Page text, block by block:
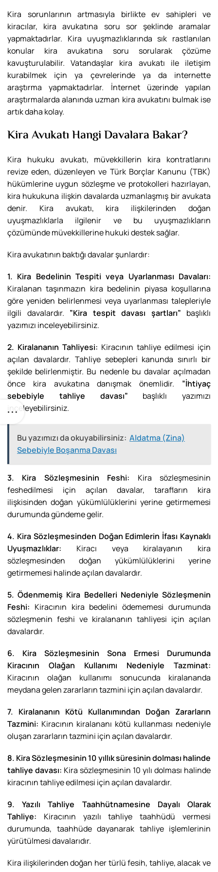
Kira sorunlarının artmasıyla birlikte ev sahipleri ve
kiracılar, kira avukatına soru sor şeklinde aramalar
yapmaktadırlar. Kira uyuşmazlıklarında sık rastlanılan
konular kira avukatına soru sorularak çözüme
kavuşturulabilir. Vatandaşlar kira avukatı ile iletişim
kurabilmek için ya çevrelerinde ya da internette
araştırma yapmaktadırlar. İnternet üzerinde yapılan
araştırmalarda alanında uzman kira avukatını bulmak ise
artık daha kolay.
Kira Avukatı Hangi Davalara Bakar?
Kira hukuku avukatı, müvekkillerin kira kontratlarını
revize eden, düzenleyen ve Türk Borçlar Kanunu (TBK)
hükümlerine uygun sözleşme ve protokolleri hazırlayan,
kira hukukuna ilişkin davalarda uzmanlaşmış bir avukata
denir. Kira avukatı, kira ilişkilerinden doğan
uyuşmazlıklarla ilgilenir ve bu uyuşmazlıkların
çözümünde müvekkillerine hukuki destek sağlar.
Kira avukatının baktığı davalar şunlardır:
1. Kira Bedelinin Tespiti veya Uyarlanması Davaları:
Kiralanan taşınmazın kira bedelinin piyasa koşullarına
göre yeniden belirlenmesi veya uyarlanması talepleriyle
ilgili davalardır. ”Kira tespit davası şartları” başlıklı
yazımızı inceleyebilirsiniz.
2. Kiralananın Tahliyesi: Kiracının tahliye edilmesi için
açılan davalardır. Tahliye sebepleri kanunda sınırlı bir
şekilde belirlenmiştir. Bu nedenle bu davalar açılmadan
önce kira avukatına danışmak önemlidir. ”İhtiyaç
sebebiyle tahliye davası” başlıklı yazımızı
inceleyebilirsiniz.
Bu yazımızı da okuyabilirsiniz: Aldatma (Zina)
Sebebiyle Boşanma Davası
3. Kira Sözleşmesinin Feshi: Kira sözleşmesinin
feshedilmesi için açılan davalar, tarafların kira
ilişkisinden doğan yükümlülüklerini yerine getirmemesi
durumunda gündeme gelir.
4. Kira Sözleşmesinden Doğan Edimlerin İfası Kaynaklı
Uyuşmazlıklar: Kiracı veya kiralayanın kira
sözleşmesinden doğan yükümlülüklerini yerine
getirmemesi halinde açılan davalardır.
5. Ödenmemiş Kira Bedelleri Nedeniyle Sözleşmenin
Feshi: Kiracının kira bedelini ödememesi durumunda
sözleşmenin feshi ve kiralananın tahliyesi için açılan
davalardır.
6. Kira Sözleşmesinin Sona Ermesi Durumunda
Kiracının Olağan Kullanımı Nedeniyle Tazminat:
Kiracının olağan kullanımı sonucunda kiralananda
meydana gelen zararların tazmini için açılan davalardır.
7. Kiralananın Kötü Kullanımından Doğan Zararların
Tazmini: Kiracının kiralananı kötü kullanması nedeniyle
oluşan zararların tazmini için açılan davalardır.
8. Kira Sözleşmesinin 10 yıllık süresinin dolması halinde
tahliye davası: Kira sözleşmesinin 10 yılı dolması halinde
kiracının tahliye edilmesi için açılan davalardır.
9. Yazılı Tahliye Taahhütnamesine Dayalı Olarak
Tahliye: Kiracının yazılı tahliye taahhüdü vermesi
durumunda, taahhüde dayanarak tahliye işlemlerinin
yürütülmesi davalarıdır.
Kira ilişkilerinden doğan her türlü fesih, tahliye, alacak ve